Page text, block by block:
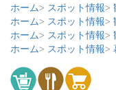
ホーム
スポット情報
ホーム
スポット情報
ホーム
スポット情報
ホーム
スポット情報